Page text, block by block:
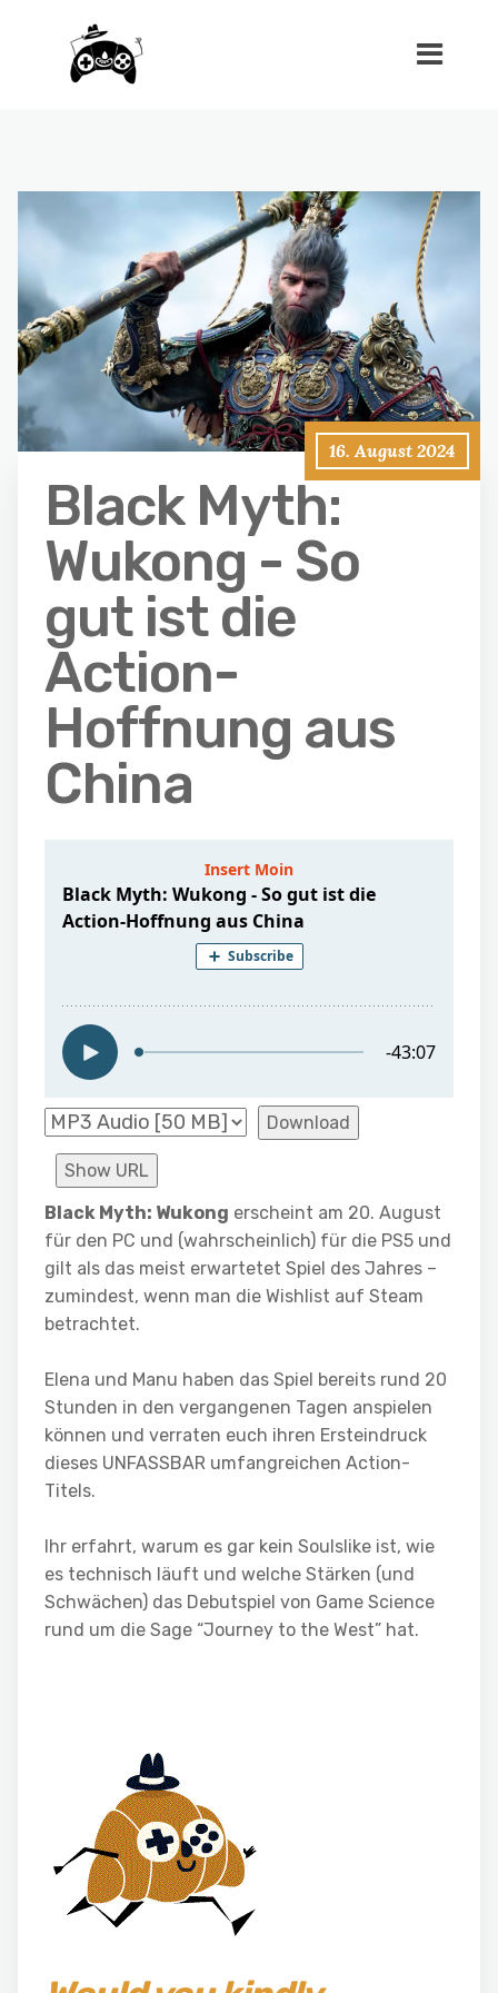
16. August 2024
Black Myth:
Wukong - So
gut ist die
Action-
Hoffnung aus
China
Download
Show URL
Black Myth: Wukong erscheint am 20. August
für den PC und (wahrscheinlich) für die PS5 und
gilt als das meist erwartetet Spiel des Jahres –
zumindest, wenn man die Wishlist auf Steam
betrachtet.
Elena und Manu haben das Spiel bereits rund 20
Stunden in den vergangenen Tagen anspielen
können und verraten euch ihren Ersteindruck
dieses UNFASSBAR umfangreichen Action-
Titels.
Ihr erfahrt, warum es gar kein Soulslike ist, wie
es technisch läuft und welche Stärken (und
Schwächen) das Debutspiel von Game Science
rund um die Sage “Journey to the West” hat.